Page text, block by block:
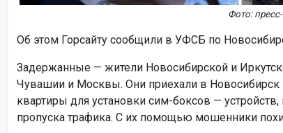
Фото:
Об этом Горсайту сообщили в УФСБ по
Задержанные — жители Новосибирской и
Чувашии и Москвы. Они приехали в Новосибирск
квартиры для установки сим-боксов —
пропуска трафика. С их помощью мошенники